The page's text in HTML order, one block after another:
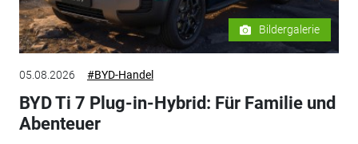
Bildergalerie
05.08.2026 #BYD-Handel
BYD Ti 7 Plug-in-Hybrid: Für Familie und
Abenteuer